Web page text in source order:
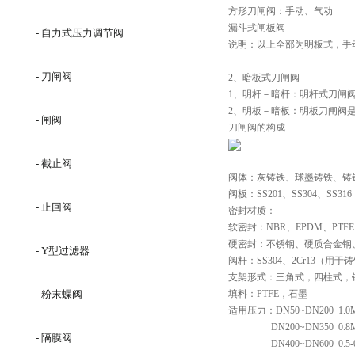
- 自力式压力调节阀
- 刀闸阀
- 闸阀
- 截止阀
- 止回阀
- Y型过滤器
- 粉末蝶阀
- 隔膜阀
方形刀闸阀：手动、气动
漏斗式闸板阀
说明：以上全部为明板式，
2、暗板式刀闸阀
1、明杆－暗杆：明杆式刀闸
2、明板－暗板：明板刀闸阀
刀闸阀的构成
阀体：灰铸铁、球墨铸铁、
阀板：SS201、SS304、
密封材质：
软密封：NBR、EPDM、
硬密封：不锈钢、硬质合金钢
阀杆：SS304、2Cr13（用于
支架形式：三角式，四柱式，
填料：PTFE，石墨
适用压力：DN50~DN200
DN200~DN350
DN400~DN600  0.5-